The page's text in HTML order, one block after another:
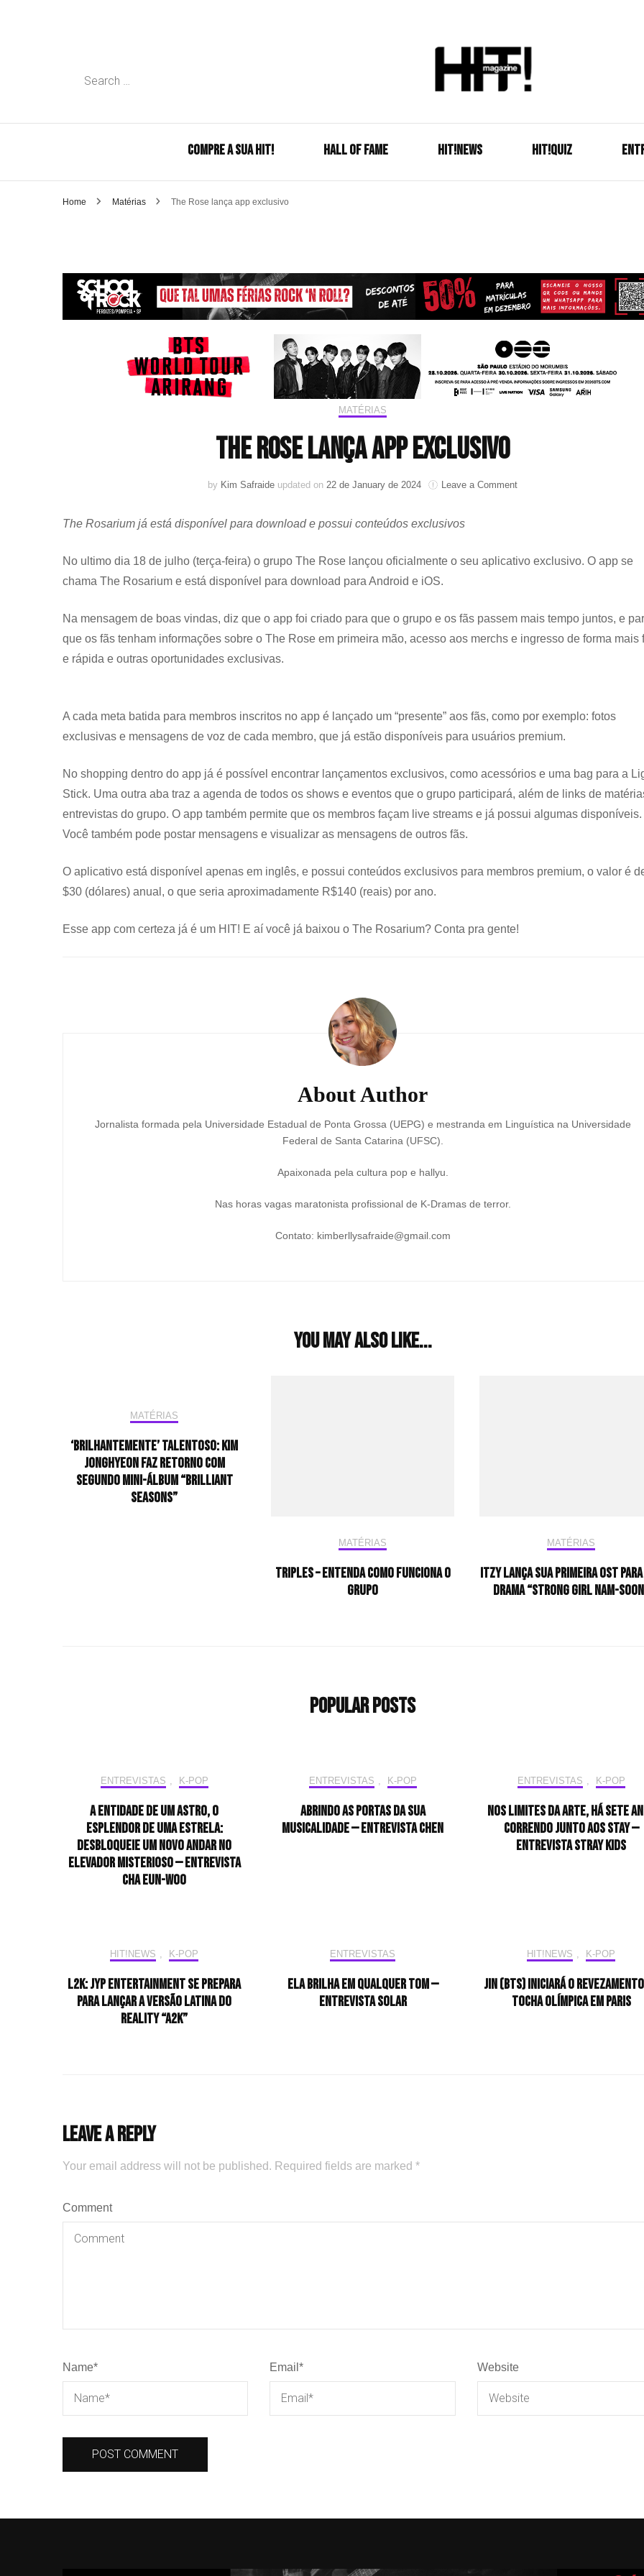
Search
COMPRE A SUA HIT! HALL OF FAME HIT!NEWS HIT!Quiz
Home Matérias The Rose lança app exclusivo
MATÉRIAS
The Rose lança app exclusivo
by Kim Safraide updated on 22 de January de 2024 Leave a Commenton
exclusivo
The Rosarium já está disponível para download e possui conteúdos exclusivos
No ultimo dia 18 de julho (terça-feira) o grupo The Rose lançou oficialmente o seu aplicativo exclusivo. O app se
chama The Rosarium e está disponível para download para Android e iOS.
Na mensagem de boas vindas, diz que o app foi criado para que o grupo e os fãs passem mais tempo juntos, e
que os fãs tenham informações sobre o The Rose em primeira mão, acesso aos merchs e ingresso de forma mais
e rápida e outras oportunidades exclusivas.
A cada meta batida para membros inscritos no app é lançado um “presente” aos fãs, como por exemplo: fotos
exclusivas e mensagens de voz de cada membro, que já estão disponíveis para usuários premium.
No shopping dentro do app já é possível encontrar lançamentos exclusivos, como acessórios e uma bag para a
Stick. Uma outra aba traz a agenda de todos os shows e eventos que o grupo participará, além de links de
entrevistas do grupo. O app também permite que os membros façam live streams e já possui algumas disponíveis.
Você também pode postar mensagens e visualizar as mensagens de outros fãs.
O aplicativo está disponível apenas em inglês, e possui conteúdos exclusivos para membros premium, o valor é
$30 (dólares) anual, o que seria aproximadamente R$140 (reais) por ano.
Esse app com certeza já é um HIT! E aí você já baixou o The Rosarium? Conta pra gente!
About Author
Jornalista formada pela Universidade Estadual de Ponta Grossa (UEPG) e mestranda em Linguística na Universidade
Federal de Santa Catarina (UFSC).
Apaixonada pela cultura pop e hallyu.
Nas horas vagas maratonista profissional de K-Dramas de terror.
Contato: kimberllysafraide@gmail.com
You may also like...
MATÉRIAS
‘Brilhantemente’ talentoso: KIM
JONGHYEON faz retorno com
segundo mini-álbum “Brilliant
Seasons”
MATÉRIAS
tripleS – ENTENDA COMO FUNCIONA O
GRUPO
MATÉRIAS
ITZY lança sua primeira OST para
drama “Strong Girl Nam-
Popular Posts
ENTREVISTAS K-POP
A entidade de um astro, o
esplendor de uma estrela:
desbloqueie um novo andar no
elevador misterioso — Entrevista
CHA EUN-WOO
ENTREVISTAS K-POP
Abrindo as portas da sua
musicalidade — Entrevista CHEN
ENTREVISTAS K-POP
Nos limites da arte, há sete
correndo junto aos STAY —
Entrevista Stray Kids
HIT!NEWS K-POP
L2K: JYP Entertainment se prepara
para lançar a versão latina do
reality “A2K”
ENTREVISTAS
Ela brilha em qualquer tom —
Entrevista Solar
HIT!NEWS K-POP
Jin (BTS) iniciará o
tocha olímpica em Paris
Leave a Reply
Your email address will not be published. Required fields are marked *
Comment
Name* Email* Website